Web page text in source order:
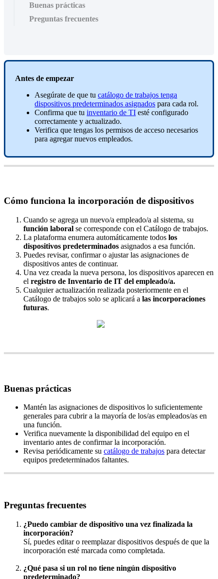
Buenas prácticas
Preguntas frecuentes
Antes de empezar
Asegúrate de que tu catálogo de trabajos tenga
dispositivos predeterminados asignados para cada rol.
Confirma que tu inventario de TI esté configurado
correctamente y actualizado.
Verifica que tengas los permisos de acceso necesarios
para agregar nuevos empleados.
Cómo funciona la incorporación de dispositivos
Cuando se agrega un nuevo/a empleado/a al sistema, su
función laboral se corresponde con el Catálogo de trabajos.
La plataforma enumera automáticamente todos los
dispositivos predeterminados asignados a esa función.
Puedes revisar, confirmar o ajustar las asignaciones de
dispositivos antes de continuar.
Una vez creada la nueva persona, los dispositivos aparecen en
el registro de Inventario de IT del empleado/a.
Cualquier actualización realizada posteriormente en el
Catálogo de trabajos solo se aplicará a las incorporaciones
futuras.
Buenas prácticas
Mantén las asignaciones de dispositivos lo suficientemente
generales para cubrir a la mayoría de los/as empleados/as en
una función.
Verifica nuevamente la disponibilidad del equipo en el
inventario antes de confirmar la incorporación.
Revisa periódicamente su catálogo de trabajos para detectar
equipos predeterminados faltantes.
Preguntas frecuentes
¿Puedo cambiar de dispositivo una vez finalizada la
incorporación?
Sí, puedes editar o reemplazar dispositivos después de que la
incorporación esté marcada como completada.
¿Qué pasa si un rol no tiene ningún dispositivo
predeterminado?